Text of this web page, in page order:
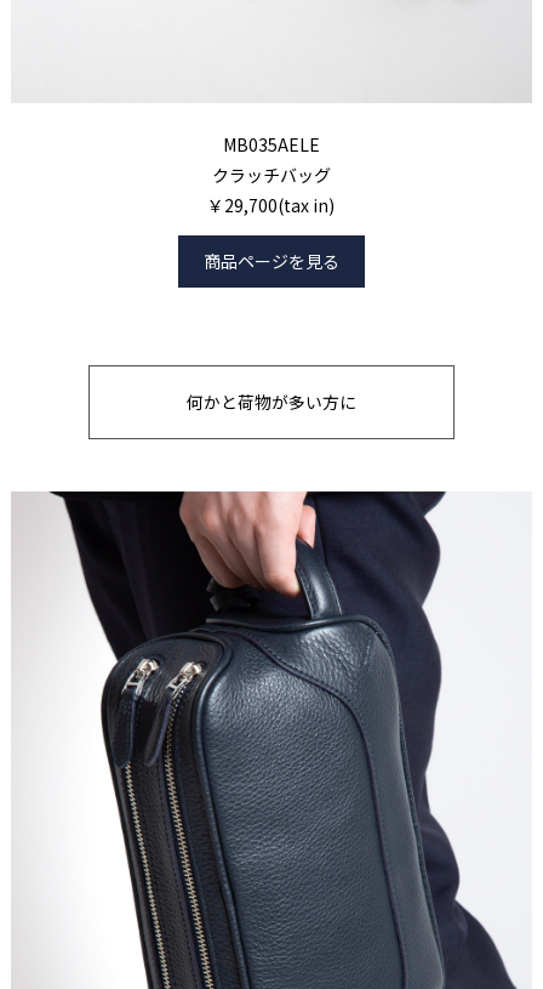
MB035AELE
クラッチバッグ
￥29,700(tax in)
商品ページを見る
何かと荷物が多い方に